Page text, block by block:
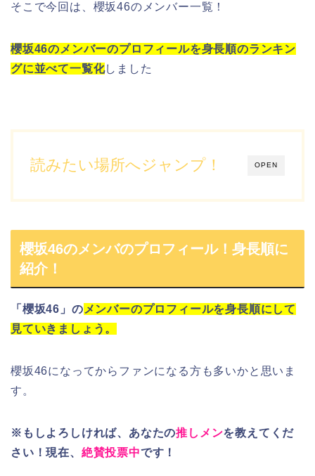
そこで今回は、 櫻坂46のメンバー一覧！
櫻坂46のメンバーのプロフィールを身長順のランキン
グに並べて一覧化しました
OPEN
読みたい場所へジャンプ！
櫻坂46のメンバのプロフィール！身長順に
紹介！
「 櫻坂46 」の メンバーのプロフィールを身長順にして
見ていきましょう。
櫻坂46になってからファンになる方も多いかと思いま
す。
※もしよろしければ、あなたの推しメンを教えてくだ
さい！現在、 絶賛投票中です！